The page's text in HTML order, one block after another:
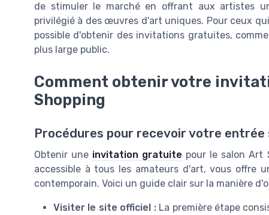
de stimuler le marché en offrant aux artistes
privilégié à des œuvres d'art uniques. Pour ceux
possible d'obtenir des invitations gratuites,
plus large public.
Comment obtenir votre
Shopping
Procédures pour recevoir votre entrée
Obtenir une invitation gratuite pour le salon Art
accessible à tous les amateurs d'art, vous offre
contemporain. Voici un guide clair sur la manière
Visiter le site officiel :La première étape